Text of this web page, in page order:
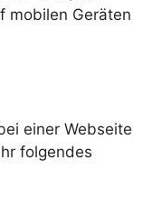
mobilen Geräten
einer Webseite
folgendes